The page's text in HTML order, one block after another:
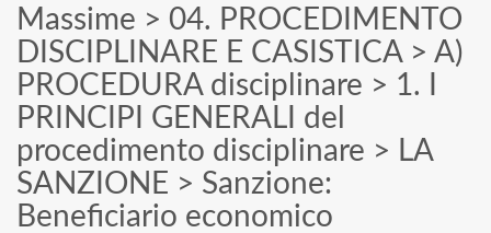
Massime > 04. PROCEDIMENTO
DISCIPLINARE E CASISTICA> A)
PROCEDURA disciplinare > 1. I
PRINCIPI GENERALI del
procedimento disciplinare > LA
SANZIONE > Sanzione:
Beneficiario economico